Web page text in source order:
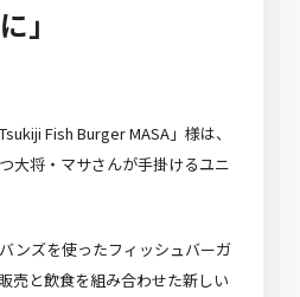
」
Fish Burger MASA」様は、
大将・マサさんが手掛けるユニ
ンズを使ったフィッシュバーガ
売と飲食を組み合わせた新しい